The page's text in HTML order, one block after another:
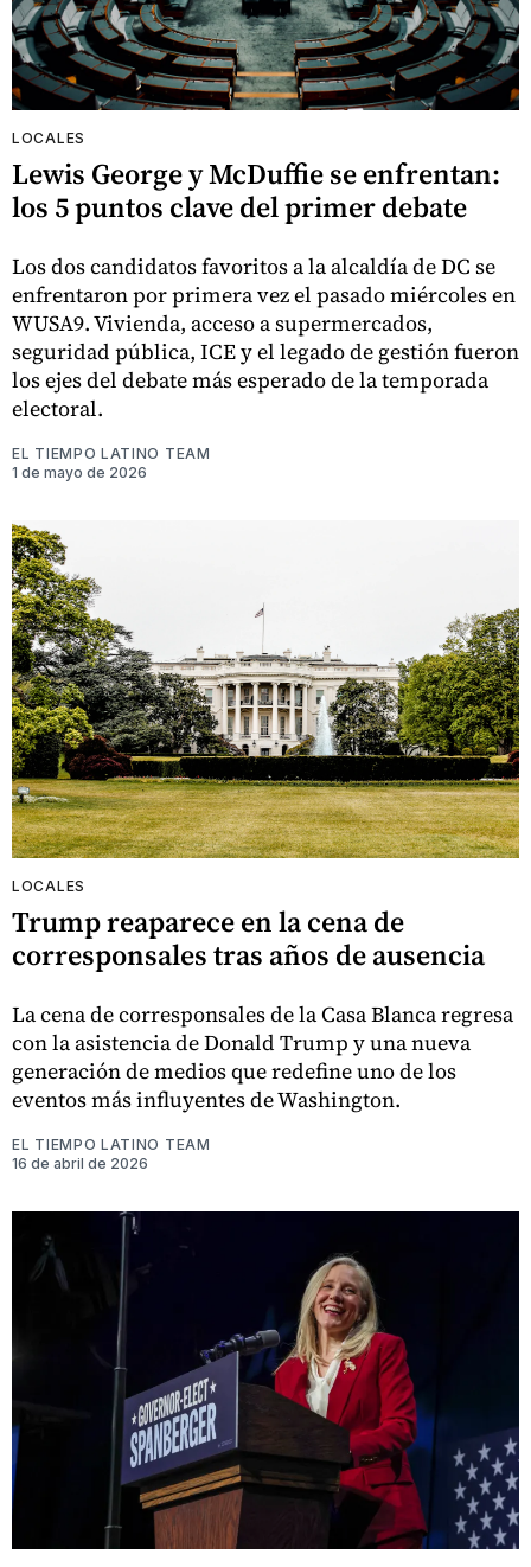
LOCALES
Lewis George y McDuffie se enfrentan:
los 5 puntos clave del primer debate
Los dos candidatos favoritos a la alcaldía de DC se
enfrentaron por primera vez el pasado miércoles en
WUSA9. Vivienda, acceso a supermercados,
seguridad pública, ICE y el legado de gestión fueron
los ejes del debate más esperado de la temporada
electoral.
EL TIEMPO LATINO TEAM
1 de mayo de 2026
LOCALES
Trump reaparece en la cena de
corresponsales tras años de ausencia
La cena de corresponsales de la Casa Blanca regresa
con la asistencia de Donald Trump y una nueva
generación de medios que redefine uno de los
eventos más influyentes de Washington.
EL TIEMPO LATINO TEAM
16 de abril de 2026